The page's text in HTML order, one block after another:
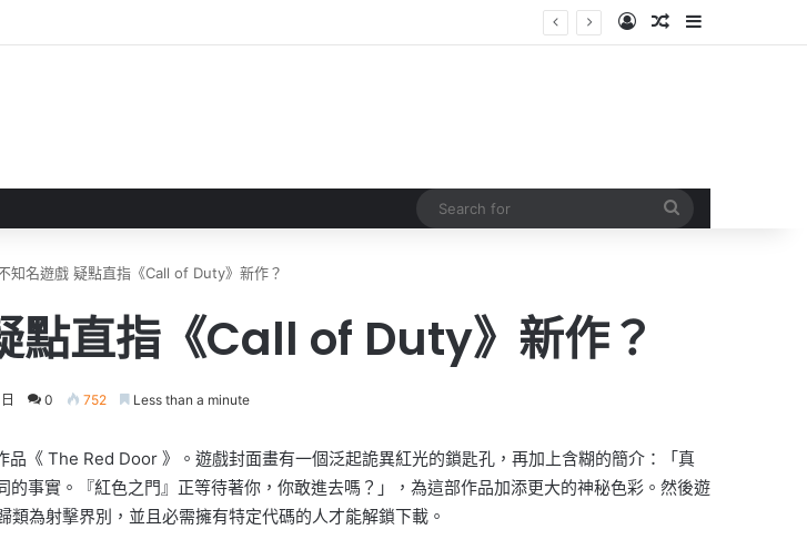
Log InRandom Article
Sidebar
知名遊戲 疑點直指《Call of Duty》新作？
點直指《Call of Duty》新作？
0 752 Less than a minute
《 The Red Door 》。遊戲封面畫有一個泛起詭異紅光的鎖匙孔，再加上含糊的簡介：「真
事實。『紅色之門』正等待著你，你敢進去嗎？」，為這部作品加添更大的神秘色彩。然後遊
為射擊界別，並且必需擁有特定代碼的人才能解鎖下載。